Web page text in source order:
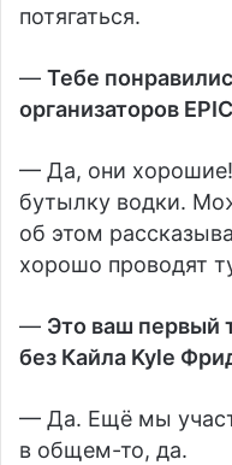
потягаться.
— Тебе
организаторов
— Да, они хорошие!
бутылку водки.
об этом
хорошо проводят
— Это ваш первый
без Кайла Kyle
— Да. Ещё мы
в общем-то, да.